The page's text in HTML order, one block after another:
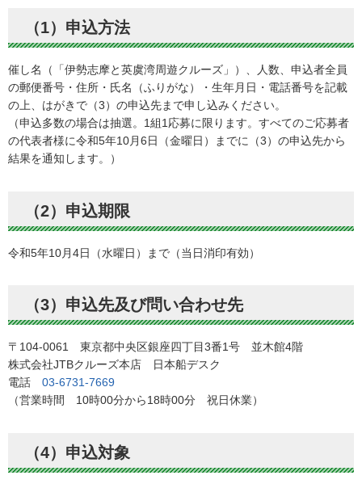
（1）申込方法
催し名（「伊勢志摩と英虞湾周遊クルーズ」）、人数、申込者全員
の郵便番号・住所・氏名（ふりがな）・生年月日・電話番号を記載
の上、はがきで（3）の申込先まで申し込みください。
（申込多数の場合は抽選。1組1応募に限ります。すべてのご応募者
の代表者様に令和5年10月6日（金曜日）までに（3）の申込先から
結果を通知します。）
（2）申込期限
令和5年10月4日（水曜日）まで（当日消印有効）
（3）申込先及び問い合わせ先
〒104-0061 東京都中央区銀座四丁目3番1号 並木館4階
株式会社JTBクルーズ本店 日本船デスク
電話 03-6731-7669
（営業時間 10時00分から18時00分 祝日休業）
（4）申込対象